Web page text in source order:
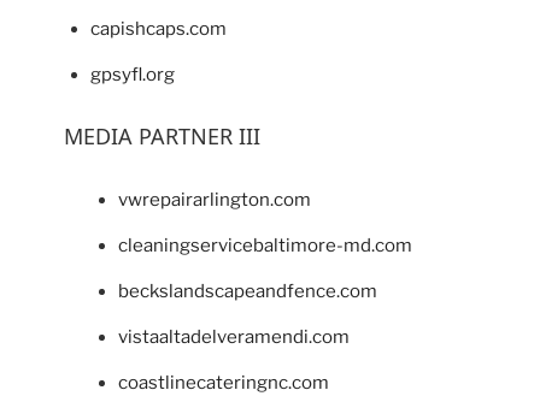
capishcaps.com
gpsyfl.org
MEDIA PARTNER III
vwrepairarlington.com
cleaningservicebaltimore-md.com
beckslandscapeandfence.com
vistaaltadelveramendi.com
coastlinecateringnc.com